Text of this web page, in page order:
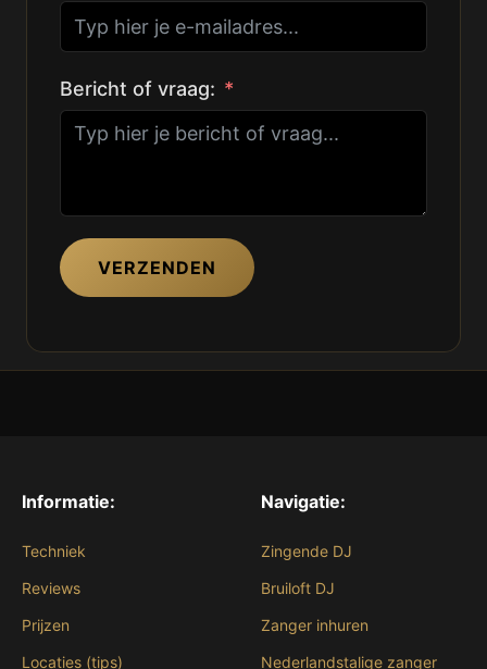
Bericht of vraag:
VERZENDEN
Informatie:
Techniek
Reviews
Prijzen
Locaties (tips)
Navigatie:
Zingende DJ
Bruiloft DJ
Zanger inhuren
Nederlandstalige zanger